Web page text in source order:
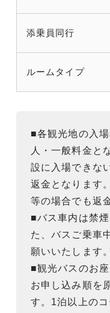
添乗員同行
ルームタイプ
■各観光地の入
人・一般料金と
設に入場できな
返金となります
等の場合でも返
■バス車内は禁
た、バスご乗車
願いいたします。
■観光バスのお
お申し込み順を
す。1泊以上の